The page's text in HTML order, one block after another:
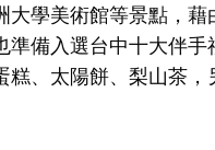
學美術館等景點，藉
備入選台中十大伴手
糕、太陽餅、梨山茶